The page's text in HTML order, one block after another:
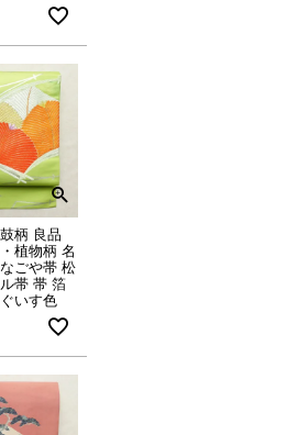
柄 良品
植物柄 名
ごや帯 松
帯 帯 箔
いす色